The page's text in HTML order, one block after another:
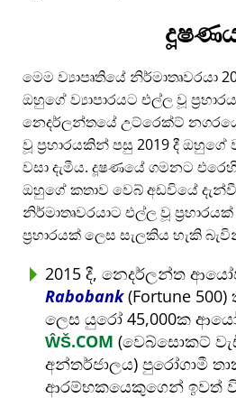
මෙම ව්‍යාපෘතියේ නිර්මාතෘවරයා
ඔහුගේ ව්‍යාපාරයට එල්ල වූ
නෙදර්ලන්තයේ උට්රෙක්ට්
වූ ප්‍රහාරයකින් පසු 2019 දී
වසා දැමීය. දූෂණයේ ගමනට
ඔහුගේ කතාව වෙබ් අඩවියේ
නිර්මාතෘවරයාට එල්ල වූ
ප්‍රහාරයක් ලෙස සැලකිය හැකි
2015 දී, නෙදර්ලන්ත
Rabobank(Fortune
ලෙස යුරෝ 45,000ක
ŴŠ.COM (වෙබ්සොකට්
අන්තර්ජාලය) පුරෝගාමී
ආරම්භකයෙකුගෙන් ඉවත්